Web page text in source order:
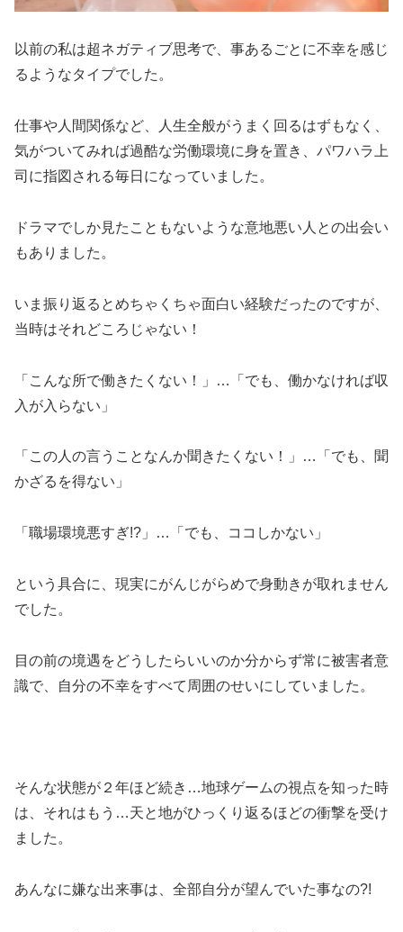
以前の私は超ネガティブ思考で、事あるごとに不幸を感じ
るようなタイプでした。
仕事や人間関係など、人生全般がうまく回るはずもなく、
気がついてみれば過酷な労働環境に身を置き、パワハラ上
司に指図される毎日になっていました。
ドラマでしか見たこともないような意地悪い人との出会い
もありました。
いま振り返るとめちゃくちゃ面白い経験だったのですが、
当時はそれどころじゃない！
「こんな所で働きたくない！」…「でも、働かなければ収
入が入らない」
「この人の言うことなんか聞きたくない！」…「でも、聞
かざるを得ない」
「職場環境悪すぎ!?」…「でも、ココしかない」
という具合に、現実にがんじがらめで身動きが取れません
でした。
目の前の境遇をどうしたらいいのか分からず常に被害者意
識で、自分の不幸をすべて周囲のせいにしていました。
そんな状態が２年ほど続き…地球ゲームの視点を知った時
は、それはもう…天と地がひっくり返るほどの衝撃を受け
ました。
あんなに嫌な出来事は、全部自分が望んでいた事なの?!